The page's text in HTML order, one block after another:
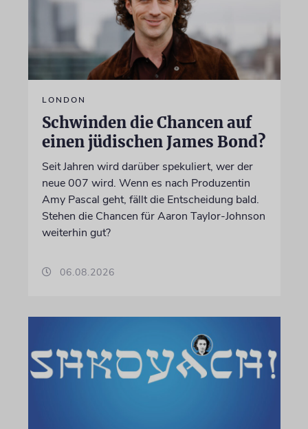
LONDON
Schwinden die Chancen auf
einen jüdischen James Bond?
Seit Jahren wird darüber spekuliert, wer der
neue 007 wird. Wenn es nach Produzentin
Amy Pascal geht, fällt die Entscheidung bald.
Stehen die Chancen für Aaron Taylor-Johnson
weiterhin gut?
06.08.2026